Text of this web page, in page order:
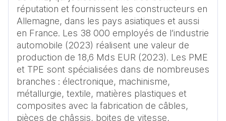
réputation et fournissent les constructeurs en
Allemagne, dans les pays asiatiques et aussi
en France. Les 38 000 employés de l’industrie
automobile (2023) réalisent une valeur de
production de 18,6 Mds EUR (2023). Les PME
et TPE sont spécialisées dans de nombreuses
branches : électronique, machinisme,
métallurgie, textile, matières plastiques et
composites avec la fabrication de câbles,
pièces de châssis, boites de vitesse,